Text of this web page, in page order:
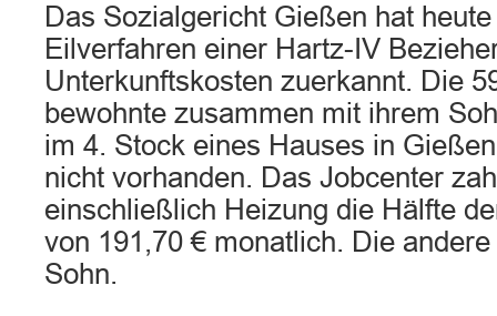
Das Sozialgericht Gießen hat
Eilverfahren einer Hartz-IV
Unterkunftskosten zuerkannt. Die
bewohnte zusammen mit ihrem
im 4. Stock eines Hauses in
nicht vorhanden. Das Jobcenter
einschließlich Heizung die Hälfte
von 191,70 € monatlich. Die
Sohn.